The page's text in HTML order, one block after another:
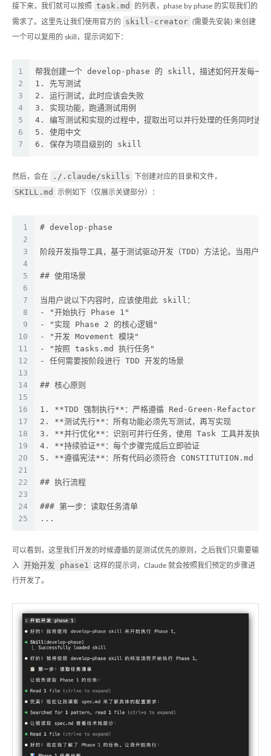
接下来，我们就可以按照 task.md 的列表，phase by phase 的实现我们的
需求了。这里先让我们使用官方的 skill-creator (需要先安装) 来创建
一个可以复用的 skill，提示词如下：
1
2
3
4
5
6
7
帮我创建一个 develop-phase 的 skill，描述如何开发每
1. 先写测试
2. 运行测试，此时应该会失败
3. 实现功能，跑通测试用例
4. 编写测试和实现的过程中，提取出可以并行处理的任务同时进
5. 使用中文
6. 保存为项目级别的 skill
然后，会在 ./.claude/skills 下创建对应的目录和文件，
SKILL.md 示例如下（仅展示关键部分）：
1
2
3
4
5
6
7
8
9
10
11
12
13
14
15
16
17
18
19
20
21
22
23
24
25
# develop-phase
阶段开发指导工具，基于测试驱动开发（TDD）方法论。当用
## 使用场景
当用户说以下内容时，应该使用此 skill：
- "开始执行 Phase 1"
- "实现 Phase 2 的核心逻辑"
- "开发 Movement 模块"
- "按照 tasks.md 执行任务"
- 任何需要按阶段进行 TDD 开发的场景
## 核心原则
1. **TDD 强制执行**：严格遵循 Red-Green-Refactor 循
2. **测试先行**：所有功能必须先写测试，再写实现
3. **并行优化**：识别可并行任务，使用 Task 工具并发执行
4. **持续验证**：每个步骤完成后立即验证
5. **遵循宪法**：所有代码必须符合 CONSTITUTION.md 的
## 执行流程
### 第一步：读取任务清单
...
可以看到，这里我们开发的时候遵循的是测试优先的原则，之后我们只需要输
入 开始开发 phase1 这样的提示词，Claude 就会按照我们预定的步骤进
行开发了。